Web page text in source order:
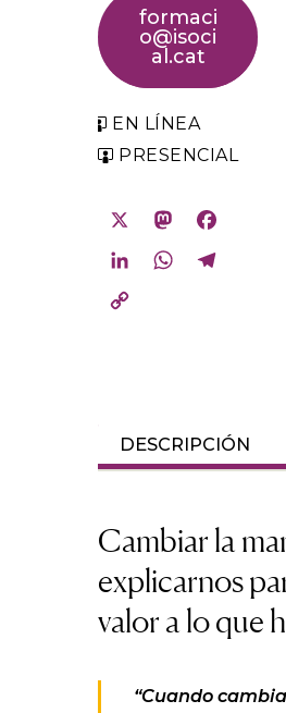
formaci
o@isoci
al.cat
EN LÍNEA
PRESENCIAL
X
LinkedIn
DESCRIPCIÓN
Cambiar la
explicarnos
valor a lo que
“Cuando